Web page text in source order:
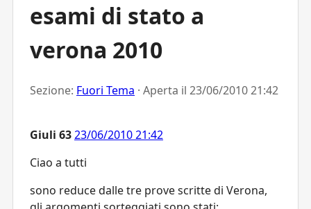
esami di stato a
verona 2010
Sezione: Fuori Tema · Aperta il 23/06/2010 21:42
Giuli 6323/06/2010 21:42
Ciao a tutti
sono reduce dalle tre prove scritte di Verona,